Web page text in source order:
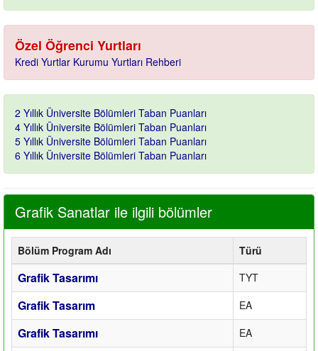
Özel Öğrenci Yurtları
Kredi Yurtlar Kurumu Yurtları Rehberi
2 Yıllık Üniversite Bölümleri Taban Puanları
4 Yıllık Üniversite Bölümleri Taban Puanları
5 Yıllık Üniversite Bölümleri Taban Puanları
6 Yıllık Üniversite Bölümleri Taban Puanları
Grafik Sanatlar ile ilgili bölümler
Bölüm Program Adı Türü
Grafik Tasarımı TYT
Grafik Tasarım EA
Grafik Tasarımı EA